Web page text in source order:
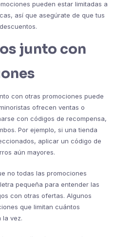
pueden estar limitadas a
así que asegúrate de que tus
junto con
con otras promociones puede
ofrecen ventas o
con códigos de recompensa,
Por ejemplo, si una tienda
aplicar un código de
aún mayores.
no todas las promociones
pequeña para entender las
con otras ofertas. Algunos
que limitan cuántos
la vez.